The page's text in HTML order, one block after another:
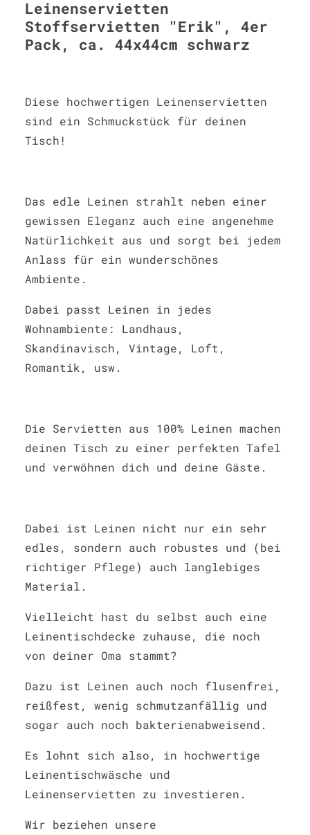
Leinenservietten
Stoffservietten "Erik", 4er
Pack, ca. 44x44cm schwarz
Diese hochwertigen Leinenservietten
sind ein Schmuckstück für deinen
Tisch!
Das edle Leinen strahlt neben einer
gewissen Eleganz auch eine angenehme
Natürlichkeit aus und sorgt bei jedem
Anlass für ein wunderschönes
Ambiente.
Dabei passt Leinen in jedes
Wohnambiente: Landhaus,
Skandinavisch, Vintage, Loft,
Romantik, usw.
Die Servietten aus 100% Leinen machen
deinen Tisch zu einer perfekten Tafel
und verwöhnen dich und deine Gäste.
Dabei ist Leinen nicht nur ein sehr
edles, sondern auch robustes und (bei
richtiger Pflege) auch langlebiges
Material.
Vielleicht hast du selbst auch eine
Leinentischdecke zuhause, die noch
von deiner Oma stammt?
Dazu ist Leinen auch noch flusenfrei,
reißfest, wenig schmutzanfällig und
sogar auch noch bakterienabweisend.
Es lohnt sich also, in hochwertige
Leinentischwäsche und
Leinenservietten zu investieren.
Wir beziehen unsere